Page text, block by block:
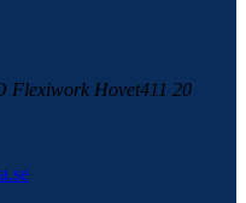
Flexiwork Hovet411 20